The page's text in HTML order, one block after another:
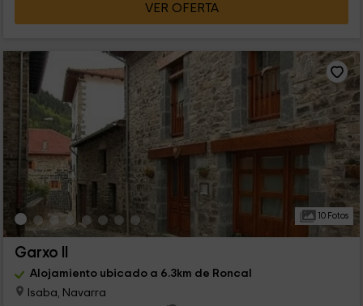
VER OFERTA
10 Fotos
Garxo II
Alojamiento ubicado a 6.3km de Roncal
Isaba, Navarra